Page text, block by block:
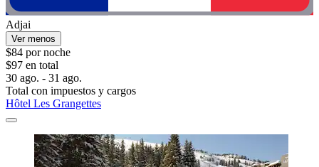
Adjai
Ver menos
$84 por noche
$97 en total
30 ago. - 31 ago.
Total con impuestos y cargos
Hôtel Les Grangettes